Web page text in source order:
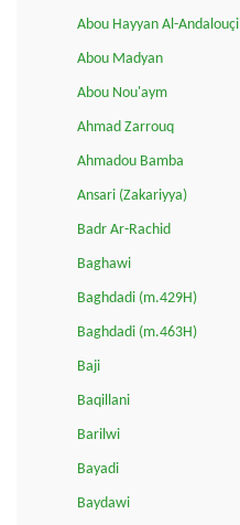
Abou Hayyan Al-Andalouçi
Abou Madyan
Abou Nou'aym
Ahmad Zarrouq
Ahmadou Bamba
Ansari (Zakariyya)
Badr Ar-Rachid
Baghawi
Baghdadi (m.429H)
Baghdadi (m.463H)
Baji
Baqillani
Barilwi
Bayadi
Baydawi